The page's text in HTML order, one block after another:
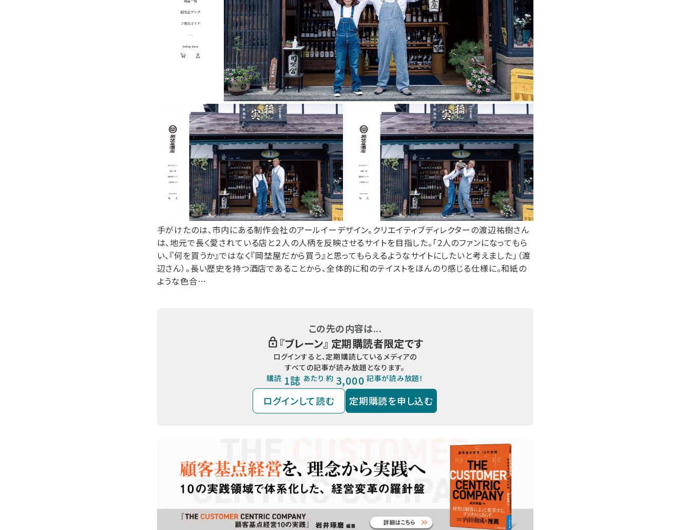
手がけたのは、市内にある制作会社のアールイーデザイン。クリエイティブディレクターの渡辺祐樹さん
は、地元で長く愛されている店と２人の人柄を反映させるサイトを目指した。「2人のファンになってもら
い、『何を買うか』ではなく『岡埜屋だから買う』と思ってもらえるようなサイトにしたいと考えました」（渡
辺さん）。長い歴史を持つ酒店であることから、全体的に和のテイストをほんのり感じる仕様に。和紙の
ような色合…
この先の内容は...
『ブレーン』 定期購読者限定です
ログインすると、定期購読しているメディアの
すべての記事が読み放題となります。
購読 1誌 あたり 約 3,000 記事が読み放題！
ログインして読む 定期購読を申し込む